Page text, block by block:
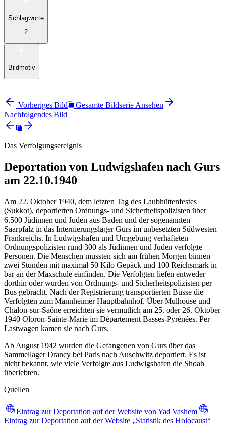
Schlagworte
2
Bildmotiv
Vorheriges Bild
Gesamte Bildserie Ansehen
Nachfolgendes Bild
Das Verfolgungsereignis
Deportation von Ludwigshafen nach Gurs
am 22.10.1940
Am 22. Oktober 1940, dem letzten Tag des Laubhüttenfestes
(Sukkot), deportierten Ordnungs- und Sicherheitspolizisten über
6.500 Jüdinnen und Juden aus Baden und der sogenannten
Saarpfalz in das Internierungslager Gurs im unbesetzten Südwesten
Frankreichs. In Ludwigshafen und Umgebung verhafteten
Ordnungspolizisten rund 300 als Jüdinnen und Juden verfolgte
Personen. Die Menschen mussten sich am frühen Morgen binnen
zwei Stunden mit maximal 50 Kilo Gepäck und 100 Reichsmark in
bar an der Maxschule einfinden. Die Verfolgten liefen entweder
dorthin oder wurden von Ordnungs- und Sicherheitspolizisten per
Bus gebracht. Nach der Registrierung transportierten Busse die
Verfolgten zum Mannheimer Hauptbahnhof. Über Mulhouse und
Chalon-sur-Saône erreichten sie vermutlich am 25. oder 26. Oktober
1940 Oloron-Sainte-Marie im Département Basses-Pyrénées. Per
Lastwagen kamen sie nach Gurs.
Ab August 1942 wurden die Gefangenen von Gurs über das
Sammellager Drancy bei Paris nach Auschwitz deportiert. Es ist
nicht bekannt, wie viele Verfolgte aus Ludwigshafen die Shoah
überlebten.
Quellen
Eintrag zur Deportation auf der Website von Yad Vashem
Eintrag zur Deportation auf der Website „Statistik des Holocaust“